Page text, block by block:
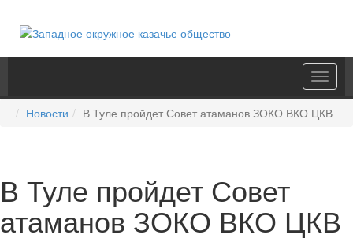
Toggle
Новости
В Туле пройдет Совет атаманов ЗОКО ВКО ЦКВ
В Туле пройдет Совет
атаманов ЗОКО ВКО ЦКВ